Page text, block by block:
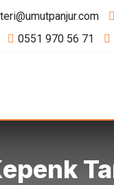
0551 970 56 71